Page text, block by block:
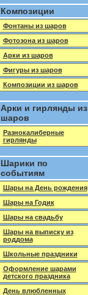
Композиции
Фонтаны из шаров
Фотозона из шаров
Арки из шаров
Фигуры из шаров
Композиции из шаров
Арки и гирлянды из
шаров
Разнокалиберные
гирлянды
Шарики по
событиям
Шары на День рождения
Шары на Годик
Шары на свадьбу
Шары на выписку из
роддома
Школьные праздники
Оформление шарами
детского праздника
День влюбленных